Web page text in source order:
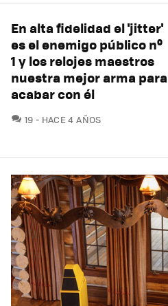
En alta fidelidad el 'jitter'
es el enemigo público nº
1 y los relojes maestros
nuestra mejor arma para
acabar con él
19 COMENTARIOS
HACE 4 AÑOS